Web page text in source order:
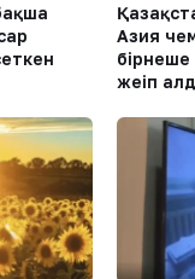
Азия
жеңіп